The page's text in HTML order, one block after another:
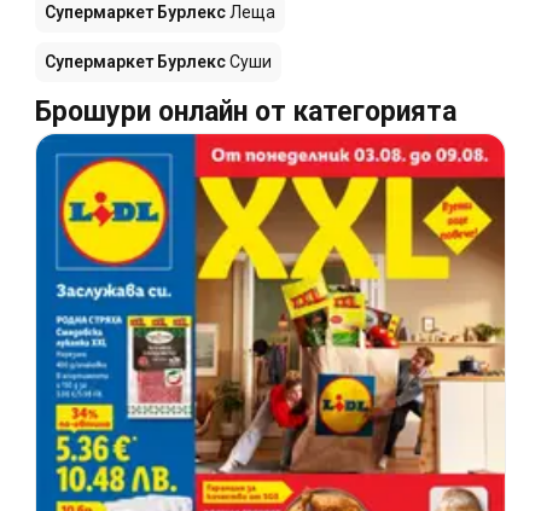
Супермаркет Бурлекс Леща
Супермаркет БурлексСуши
Брошури онлайн от категорията